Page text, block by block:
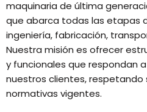
maquinaria de última
que abarca todas las etapas
ingeniería, fabricación,
Nuestra misión es ofrecer
y funcionales que respondan
nuestros clientes, respetando
normativas vigentes.